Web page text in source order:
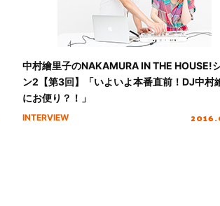
中村繪里子のNAKAMURA IN THE HOUSE!
ン2【第3回】「いよいよ本番直前！DJ中村
にお便り？！」
INTERVIEW